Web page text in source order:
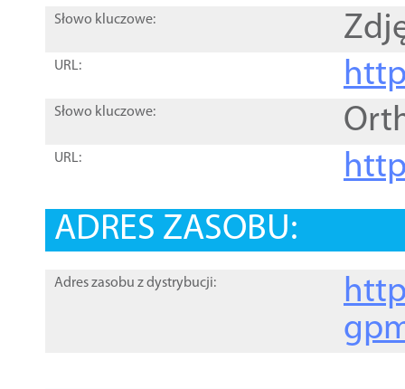
Słowo kluczowe:
URL:
Słowo kluczowe:
URL:
ADRES ZASOBU:
Adres zasobu z dystrybucji: